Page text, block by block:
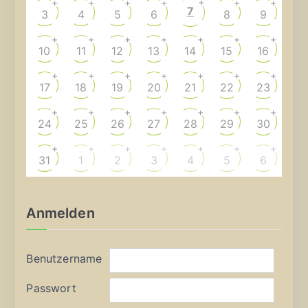
3
+
4
+
5
+
6
+
7 8
+
9
+
10
+
11
+
12
+
13
+
14
+
15
+
16
+
17
+
18
+
19
+
20
+
21
+
22
+
23
+
24
+
25
+
26
+
27
+
28
+
29
+
30
+
31
+
1
+
2
+
3
+
4
+
5
+
6
+
Anmelden
Benutzername
Passwort